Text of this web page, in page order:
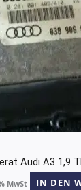
Audi A3 1,9
MwSt IN DEN